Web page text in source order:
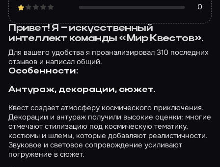
0
Привет! Я – искусственный
интеллект команды «Мир Квестов».
Для вашего удобства я проанализировал 310 последних
отзывов и написал общий.
Особенности:
Антураж, декорации, сюжет.
Квест создает атмосферу космического приключения.
Декорации и антураж получили высокие оценки: многие
отмечают стилизацию под космическую тематику,
костюмы и шлемы, которые добавляют реалистичности.
Звуковое и световое сопровождение усиливают
погружение в сюжет.